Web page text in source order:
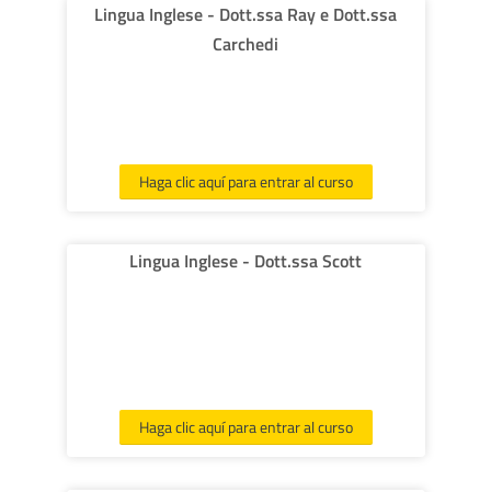
intermediate - units 1-5 - student's book + workbook)
with online access - by A. Doff, C. Thaine, H. Puchta.
Lingua Inglese - Dott.ssa Ray e Dott.ssa
Carchedi
Haga clic aquí para entrar al curso
Lingua Inglese - Dott.ssa Scott
Haga clic aquí para entrar al curso